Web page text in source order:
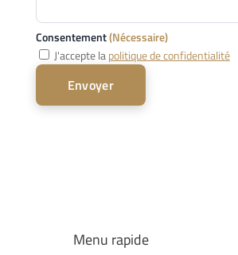
Consentement(Nécessaire)
J'accepte lapolitique de confidentialité
Envoyer
Menu rapide